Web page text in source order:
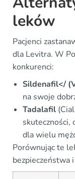
leków
Pacjenci
dla Levitra. W
konkurenci:
Sildenafil</
na swoje
Tadalafil
skuteczności,
dla wielu
Porównując te
bezpieczeństwa